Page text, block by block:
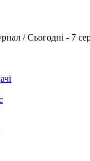
/Сьогодні - 7